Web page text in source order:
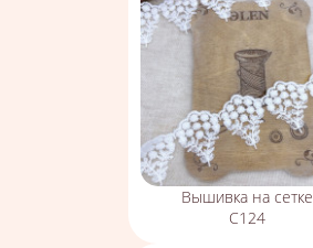
Вышивка на сетке
С124